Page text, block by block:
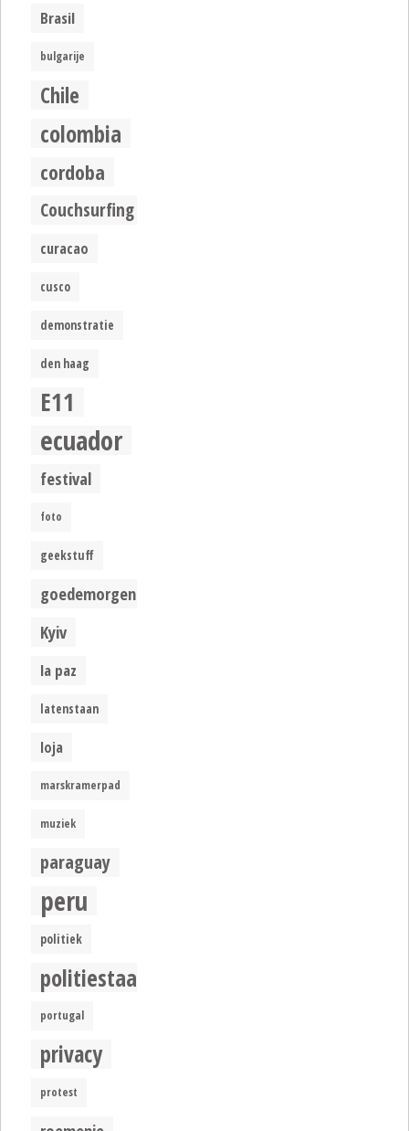
Brasil
bulgarije
Chile
colombia
cordoba
Couchsurfing
curacao
cusco
demonstratie
den haag
E11
ecuador
festival
foto
geekstuff
goedemorgen
Kyiv
la paz
latenstaan
loja
marskramerpad
muziek
paraguay
peru
politiek
politiestaat
portugal
privacy
protest